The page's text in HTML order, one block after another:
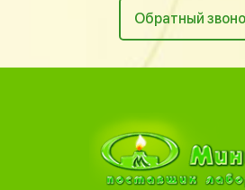
Обратный